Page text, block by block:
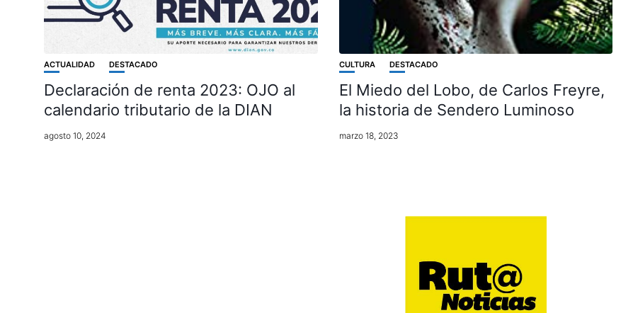
ACTUALIDAD DESTACADO
Declaración de renta 2023: OJO al
calendario tributario de la DIAN
agosto 10, 2024
CULTURA DESTACADO
El Miedo del Lobo, de Carlos Freyre,
la historia de Sendero Luminoso
marzo 18, 2023